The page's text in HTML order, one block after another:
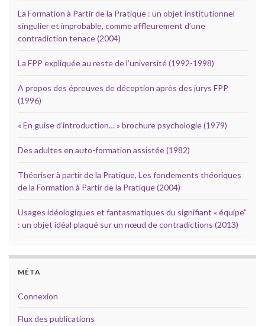
La Formation à Partir de la Pratique : un objet institutionnel
singulier et improbable, comme affleurement d’une
contradiction tenace (2004)
La FPP expliquée au reste de l’université (1992-1998)
A propos des épreuves de déception après des jurys FPP
(1996)
« En guise d’introduction… » brochure psychologie (1979)
Des adultes en auto-formation assistée (1982)
Théoriser à partir de la Pratique, Les fondements théoriques
de la Formation à Partir de la Pratique (2004)
Usages idéologiques et fantasmatiques du signifiant « équipe”
: un objet idéal plaqué sur un nœud de contradictions (2013)
MÉTA
Connexion
Flux des publications